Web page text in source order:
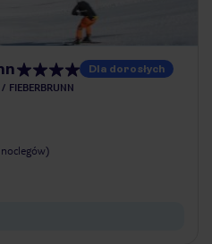
Dla dorosłych
FIEBERBRUNN